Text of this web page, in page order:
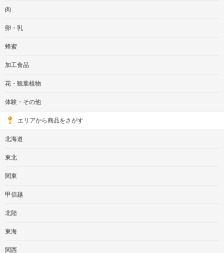
肉
卵・乳
蜂蜜
加工食品
花・観葉植物
体験・その他
エリアから商品をさがす
北海道
東北
関東
甲信越
北陸
東海
関西